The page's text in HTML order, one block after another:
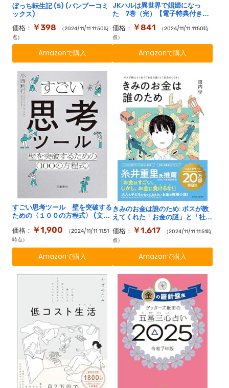
ぼっち転生記 (5) (バンブーコミ
ックス)
価格： ￥398
（2024/11/11 11:50時
点）
Amazonで購入
JKハルは異世界で娼婦になっ
た 7巻（完）【電子特典付き】
価格： ￥841
（2024/11/11 11:50時
点）
Amazonで購入
すごい思考ツール 壁を突破する
ための〈１００の方程式〉 (文春
価格： ￥1,900
（2024/11/11 11:51
時点）
Amazonで購入
きみのお金は誰のため: ボスが教
えてくれた「お金の謎」と「社会
のしくみ」【読者が選ぶビジネス
書グランプリ2024 総合グラン
プリ「第１位」受賞作】
価格： ￥1,617
（2024/11/11 11:51時
点）
Amazonで購入